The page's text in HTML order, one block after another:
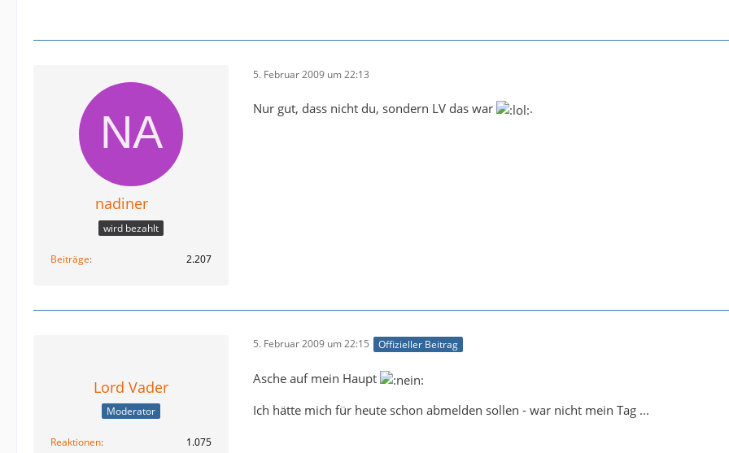
nadiner
wird bezahlt
Beiträge 2.207
5. Februar 2009 um 22:13
Nur gut, dass nicht du, sondern LV das war .
Lord Vader
Moderator
Reaktionen
1.075
5. Februar 2009 um 22:15 Offizieller Beitrag
Asche auf mein Haupt
Ich hätte mich für heute schon abmelden sollen - war nicht mein Tag ...